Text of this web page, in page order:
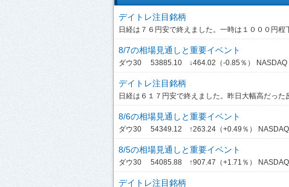
デイトレ注目銘柄
日経は７６円安で終えました。一時は１０００円程
8/7の相場見通しと重要イベント
ダウ30 53885.10 ↓464.02（-0.85％）
デイトレ注目銘柄
日経は６１７円安で終えました。昨日大幅高だった
8/6の相場見通しと重要イベント
ダウ30 54349.12 ↑263.24（+0.49％）
8/5の相場見通しと重要イベント
ダウ30 54085.88 ↑907.47（+1.71％）
デイトレ注目銘柄